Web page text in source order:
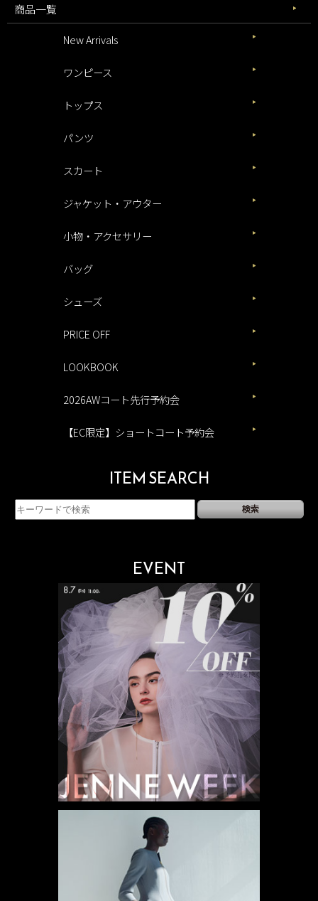
商品一覧
New Arrivals
ワンピース
トップス
パンツ
スカート
ジャケット・アウター
小物・アクセサリー
バッグ
シューズ
PRICE OFF
LOOKBOOK
2026AWコート先行予約会
【EC限定】ショートコート予約会
ITEM SEARCH
EVENT